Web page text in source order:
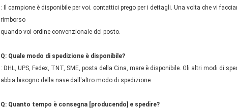
: Il campione è disponibile per voi. contattici prego per i dettagli. Una volta che vi
rimborso
quando voi ordine convenzionale del posto.
Q: Quale modo di spedizione è disponibile?
: DHL, UPS, Fedex, TNT, SME, posta della Cina, mare è disponibile. Gli altri modi di
abbia bisogno della nave dall'altro modo di spedizione.
Q: Quanto tempo è consegna [producendo] e spedire?